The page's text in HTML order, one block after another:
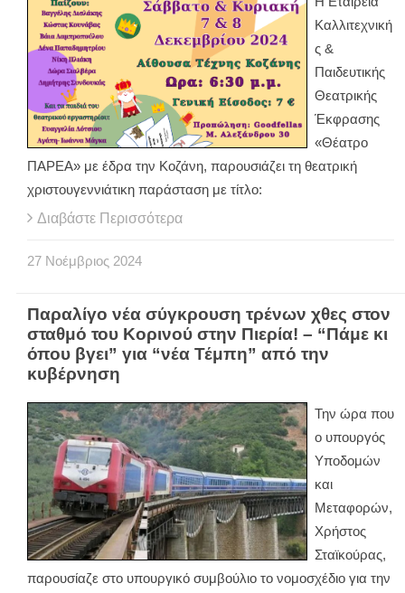
Καλλιτεχνική
ς &
Παιδευτικής
Θεατρικής
Έκφρασης
«Θέατρο
ΠΑΡΕΑ» με έδρα την Κοζάνη, παρουσιάζει τη θεατρική
χριστουγεννιάτικη παράσταση με τίτλο:
Διαβάστε Περισσότερα
27 Νοέμβριος 2024
Παραλίγο νέα σύγκρουση τρένων χθες στον
σταθμό του Κορινού στην Πιερία! – “Πάμε κι
όπου βγει” για “νέα Τέμπη” από την
κυβέρνηση
Την ώρα που
ο υπουργός
Υποδομών
και
Μεταφορών,
Χρήστος
Σταϊκούρας,
παρουσίαζε στο υπουργικό συμβούλιο το νομοσχέδιο για την